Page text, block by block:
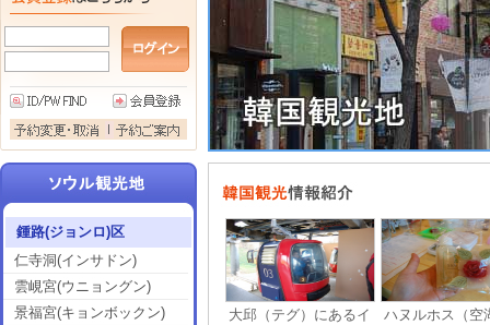
鍾路(ジョンロ)区
仁寺洞(インサドン)
雲峴宮(ウニョングン)
景福宮(キョンボックン)
大邱（テグ）にあるイ
ハヌルホス（空